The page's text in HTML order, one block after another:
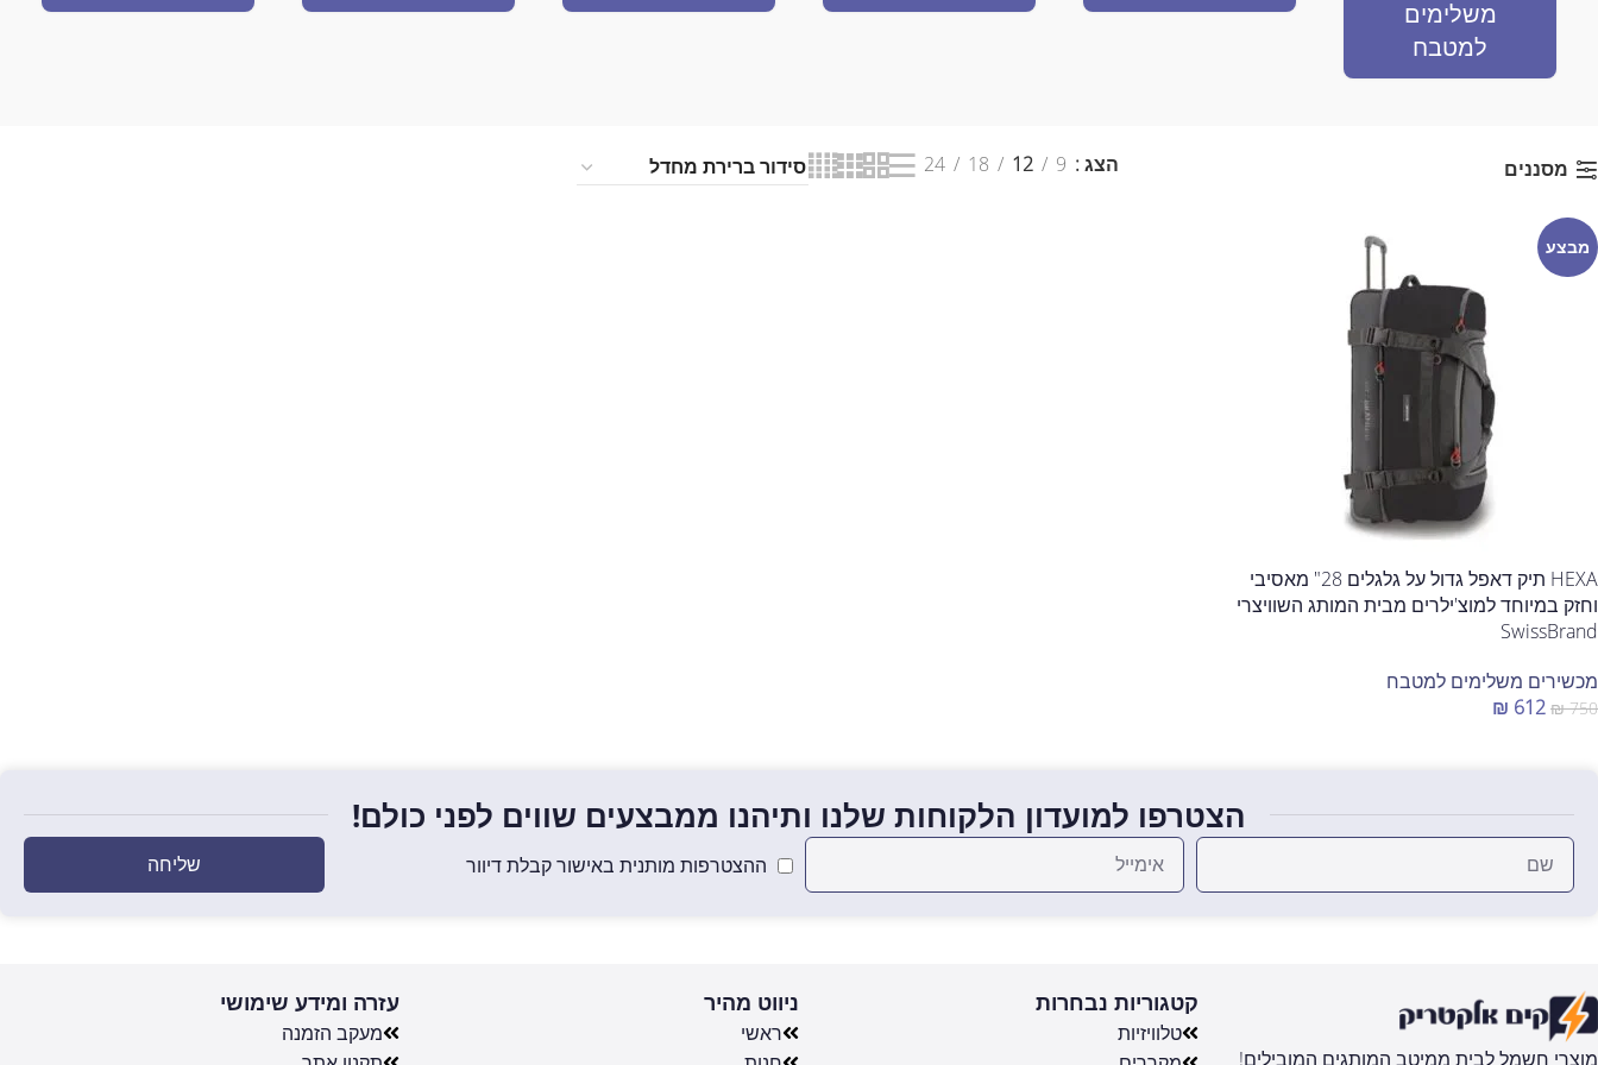
משלימים
למטבח
מסננים הצג 9
12
18
24
מבצע
HEXA תיק דאפל גדול על גלגלים 28" מאסיבי
וחזק במיוחד למוצ'ילרים מבית המותג השוויצרי
SwissBrand
מכשירים משלימים למטבח
₪750
₪ 612
הצטרפו למועדון הלקוחות שלנו ותיהנו ממבצעים שווים לפני כולם!
ההצטרפות מותנית באישור קבלת דיוור שליחה
מוצרי חשמל לבית ממיטב המותגים המובילים!
קטגוריות נבחרות
טלוויזיות
ניווט מהיר
ראשי
עזרה ומידע שימושי
מעקב הזמנה